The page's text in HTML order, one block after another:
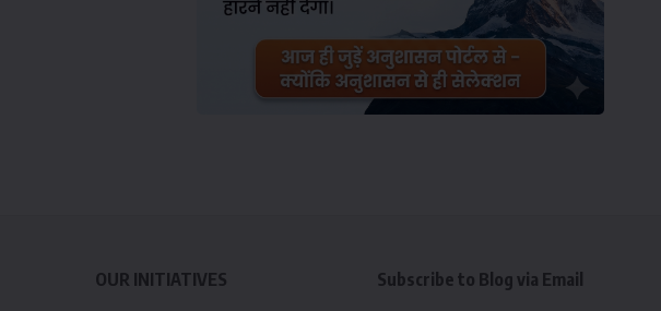
OUR INITIATIVES Subscribe to Blog via Email